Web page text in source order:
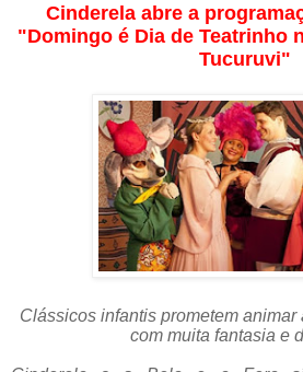
Cinderela abre a
"Domingo é Dia de Teatrinho
Tucuruvi"
Clássicos infantis prometem animar
com muita fantasia e